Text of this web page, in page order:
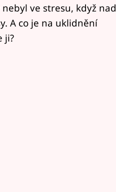
ve stresu, když nad
A co je na uklidnění
ji?